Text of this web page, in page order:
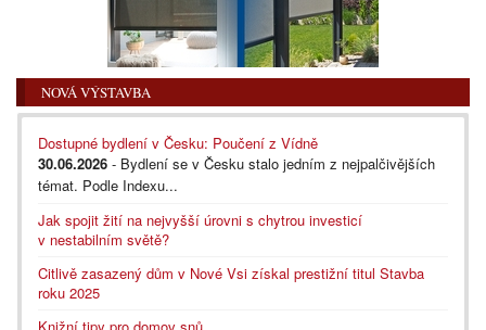
NOVÁ VÝSTAVBA
Dostupné bydlení v Česku: Poučení z Vídně
30.06.2026 - Bydlení se v Česku stalo jedním z nejpalčivějších
témat. Podle Indexu...
Jak spojit žití na nejvyšší úrovni s chytrou investicí
v nestabilním světě?
Citlivě zasazený dům v Nové Vsi získal prestižní titul Stavba
roku 2025